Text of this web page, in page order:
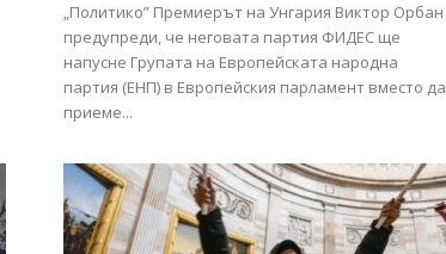
„Политико” Премиерът на Унгария Виктор Орбан
предупреди, че неговата партия ФИДЕС ще
напусне Групата на Европейската народна
партия (ЕНП) в Европейския парламент вместо да
приеме...